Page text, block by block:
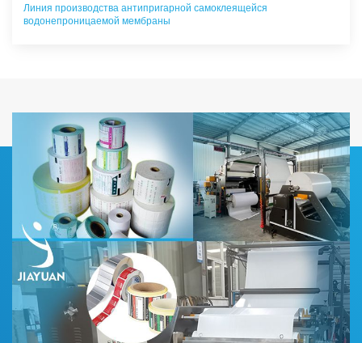
Линия производства антипригарной самоклеящейся
водонепроницаемой мембраны